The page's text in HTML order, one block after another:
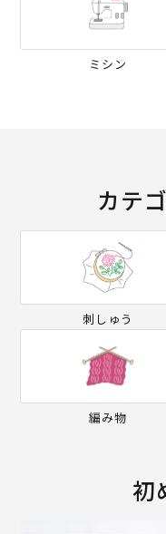
ミシン
カテ
刺しゅう
編み物
初